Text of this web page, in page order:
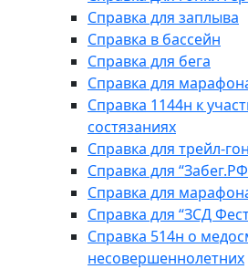
Справка для заплыва
Справка в бассейн
Справка для бега
Справка для
Справка 1144н к
состязаниях
Справка для трейл-
Справка для
Справка для
Справка для “ЗСД
Справка 514н о
несовершеннолетних